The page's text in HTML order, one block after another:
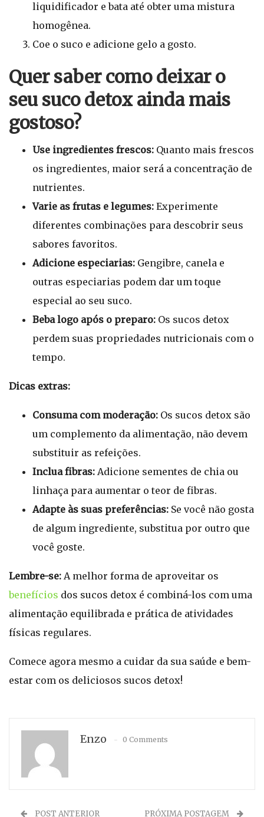
liquidificador e bata até obter uma mistura
homogênea.
Coe o suco e adicione gelo a gosto.
Quer saber como deixar o
seu suco detox ainda mais
gostoso?
Use ingredientes frescos: Quanto mais frescos
os ingredientes, maior será a concentração de
nutrientes.
Varie as frutas e legumes: Experimente
diferentes combinações para descobrir seus
sabores favoritos.
Adicione especiarias: Gengibre, canela e
outras especiarias podem dar um toque
especial ao seu suco.
Beba logo após o preparo: Os sucos detox
perdem suas propriedades nutricionais com o
tempo.
Dicas extras:
Consuma com moderação: Os sucos detox são
um complemento da alimentação, não devem
substituir as refeições.
Inclua fibras: Adicione sementes de chia ou
linhaça para aumentar o teor de fibras.
Adapte às suas preferências: Se você não gosta
de algum ingrediente, substitua por outro que
você goste.
Lembre-se: A melhor forma de aproveitar os
benefícios dos sucos detox é combiná-los com uma
alimentação equilibrada e prática de atividades
físicas regulares.
Comece agora mesmo a cuidar da sua saúde e bem-
estar com os deliciosos sucos detox!
Enzo 0 Comments
POST ANTERIOR PRÓXIMA POSTAGEM